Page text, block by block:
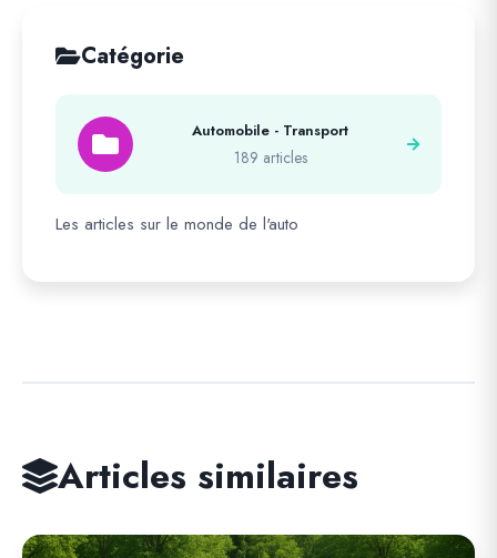
Catégorie
Automobile - Transport
189 articles
Les articles sur le monde de l'auto
Articles similaires